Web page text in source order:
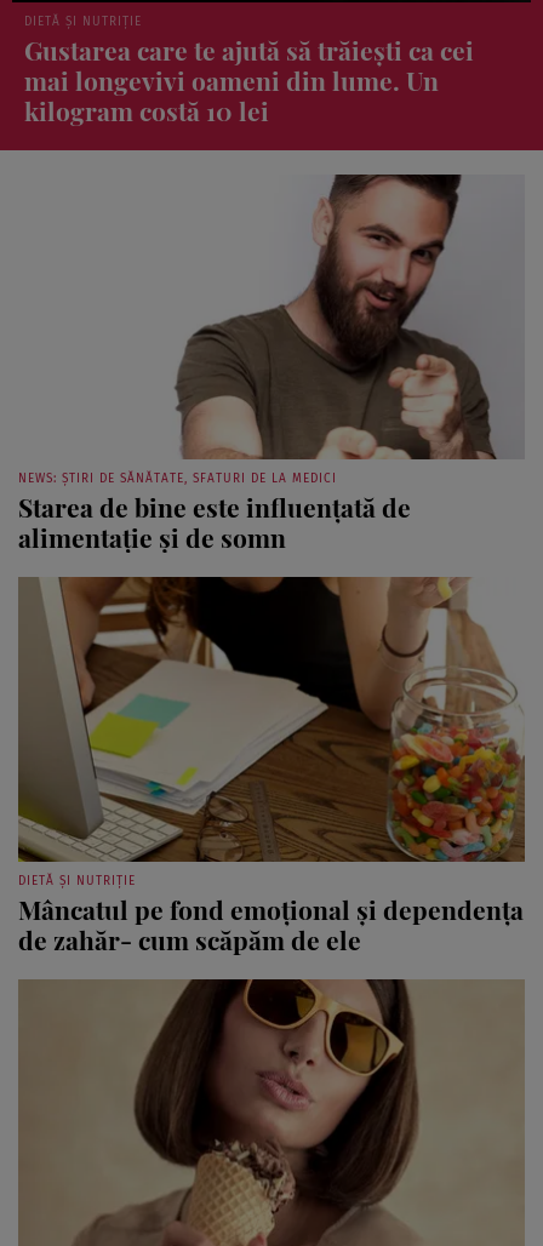
VEDETE
Reteța de brioșe cu banane și afine a
Elwirei Petre. Ce fel de unt folosește
pentru acest desert
NEWS: ȘTIRI DE SĂNĂTATE, SFATURI DE LA MEDICI
Starea de bine este influențată de
alimentație și de somn
DIETĂ ȘI NUTRIȚIE
Mâncatul pe fond emoţional şi dependenţa
de zahăr- cum scăpăm de ele